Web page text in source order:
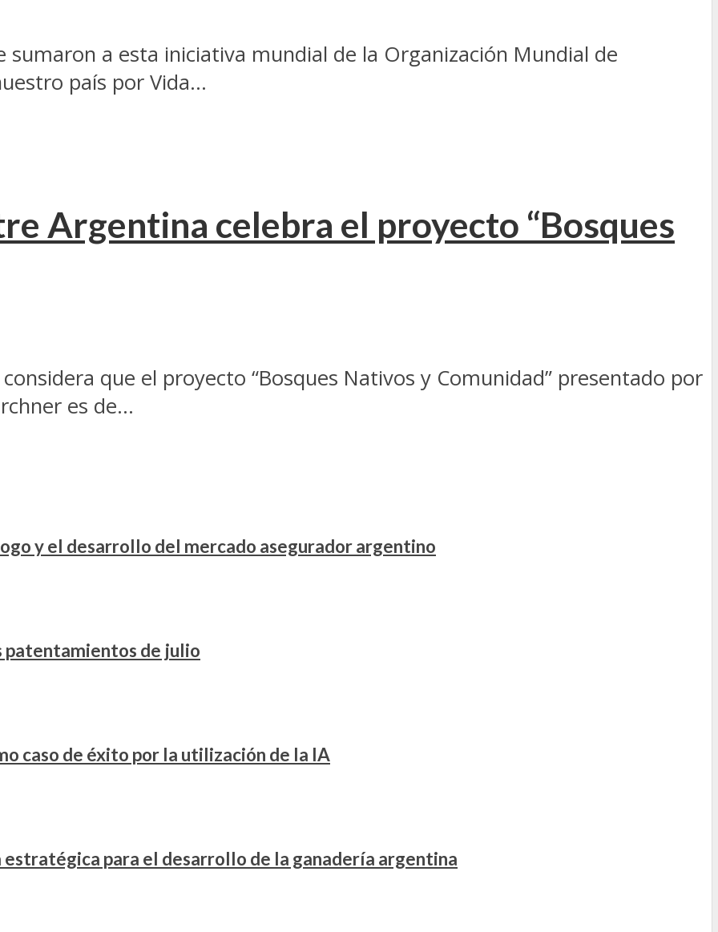
sumaron a esta iniciativa mundial de la Organización Mundial de
país por Vida...
Argentina celebra el proyecto “Bosques
que el proyecto “Bosques Nativos y Comunidad” presentado por
es de...
y el desarrollo del mercado asegurador argentino
patentamientos de julio
caso de éxito por la utilización de la IA
para el desarrollo de la ganadería argentina